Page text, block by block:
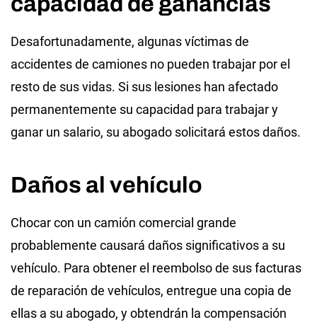
Desafortunadamente, algunas víctimas de
accidentes de camiones no pueden trabajar por el
resto de sus vidas. Si sus lesiones han afectado
permanentemente su capacidad para trabajar y
ganar un salario, su abogado solicitará estos daños.
Daños al vehículo
Chocar con un camión comercial grande
probablemente causará daños significativos a su
vehículo. Para obtener el reembolso de sus facturas
de reparación de vehículos, entregue una copia de
ellas a su abogado, y obtendrán la compensación